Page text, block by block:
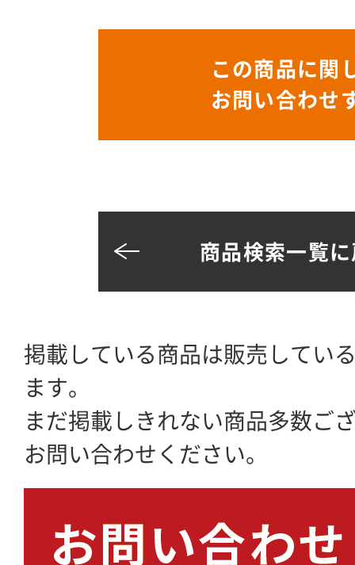
この商品に関
お問い合わせ
商品検索一覧
掲載している商品は販売してい
ます。
まだ掲載しきれない商品多数ご
お問い合わせください。